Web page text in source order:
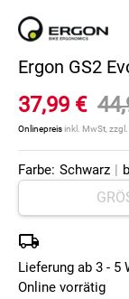
Ergon GS2
37,99 €
Onlinepreisinkl. MwSt, zzgl.
Farbe: Schwarz |
Lieferung ab 3 - 5
Online vorrätig